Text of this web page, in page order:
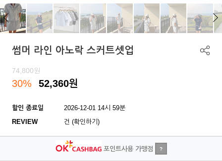
썸머 라인 아노락 스커트셋업
74,800원
30% 52,360원
할인 종료일
2026-12-01 14시 59분
REVIEW
건 (확인하기)
포인트사용 가맹점 ?